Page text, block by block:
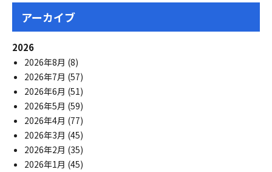
アーカイブ
2026
2026年8月 (8)
2026年7月 (57)
2026年6月 (51)
2026年5月 (59)
2026年4月 (77)
2026年3月 (45)
2026年2月 (35)
2026年1月 (45)